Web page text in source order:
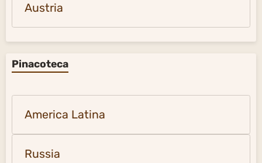
Austria
Pinacoteca
America Latina
Russia